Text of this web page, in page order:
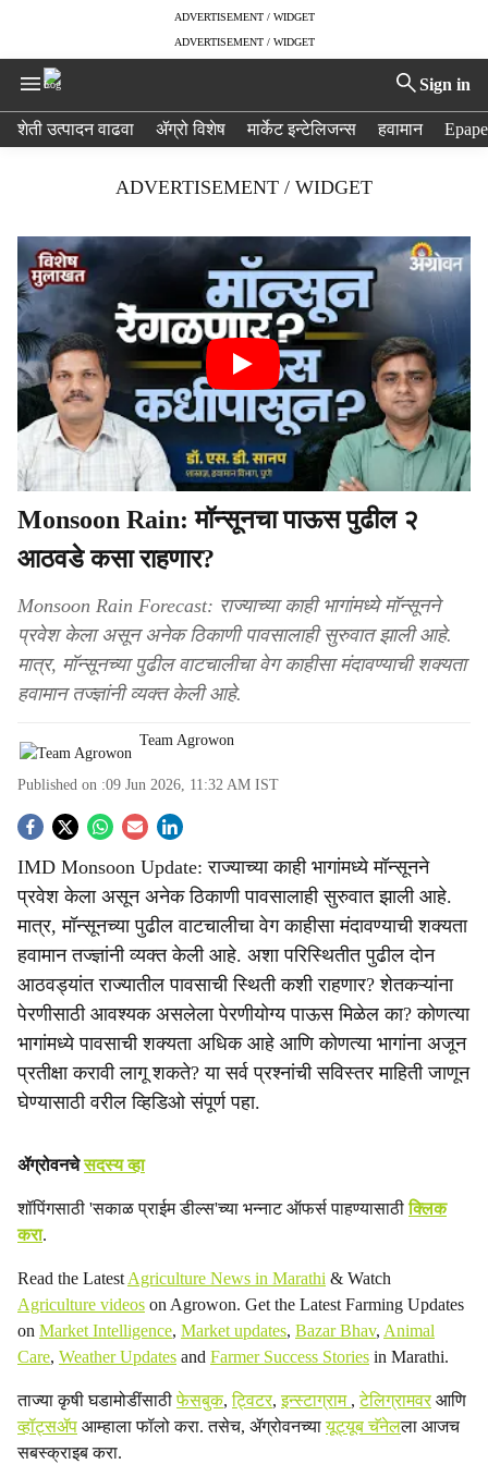
ADVERTISEMENT / WIDGET
ADVERTISEMENT / WIDGET
Sign in
e
शेती उत्पादन वाढवा ॲग्रो विशेष मार्केट इन्टेलिजन्स हवामान
ADVERTISEMENT / WIDGET
Monsoon Rain: मॉन्सूनचा पाऊस पुढील २
आठवडे कसा राहणार?
Monsoon Rain Forecast: राज्याच्या काही भागांमध्ये मॉन्सूनने
प्रवेश केला असून अनेक ठिकाणी पावसालाही सुरुवात झाली आहे.
मात्र, मॉन्सूनच्या पुढील वाटचालीचा वेग काहीसा मंदावण्याची शक्यता
हवामान तज्ज्ञांनी व्यक्त केली आहे.
Team Agrowon
Published on :09 Jun 2026, 11:32 AM IST
S
o
c
i
a
l
s
r
e
IMD Monsoon Update: राज्याच्या काही भागांमध्ये मॉन्सूनने
प्रवेश केला असून अनेक ठिकाणी पावसालाही सुरुवात झाली आहे.
मात्र, मॉन्सूनच्या पुढील वाटचालीचा वेग काहीसा मंदावण्याची शक्यता
हवामान तज्ज्ञांनी व्यक्त केली आहे. अशा परिस्थितीत पुढील दोन
आठवड्यांत राज्यातील पावसाची स्थिती कशी राहणार? शेतकऱ्यांना
पेरणीसाठी आवश्यक असलेला पेरणीयोग्य पाऊस मिळेल का? कोणत्या
भागांमध्ये पावसाची शक्यता अधिक आहे आणि कोणत्या भागांना अजून
प्रतीक्षा करावी लागू शकते? या सर्व प्रश्नांची सविस्तर माहिती जाणून
घेण्यासाठी वरील व्हिडिओ संपूर्ण पहा.
ॲग्रोवनचेसदस्य व्हा
शॉपिंगसाठी 'सकाळ प्राईम डील्स'च्या भन्नाट ऑफर्स पाहण्यासाठीक्लिक
करा.
Read the Latest Agriculture News in Marathi & Watch
Agriculture videos on Agrowon. Get the Latest Farming Updates
on Market Intelligence, Market updates, Bazar Bhav, Animal
Care, Weather Updates and Farmer Success Stories in Marathi.
ताज्या कृषी घडामोडींसाठीफेसबुक,ट्विटर,इन्स्टाग्राम ,टेलिग्रामवरआणि
व्हॉट्सॲप आम्हाला फॉलो करा. तसेच, ॲग्रोवनच्यायूट्यूब चॅनेलला आजच
सबस्क्राइब करा.